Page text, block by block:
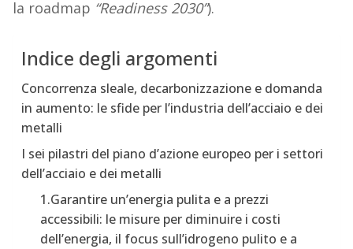
la roadmap “Readiness 2030”).
Indice degli argomenti
Concorrenza sleale, decarbonizzazione e domanda
in aumento: le sfide per l’industria dell’acciaio e dei
metalli
I sei pilastri del piano d’azione europeo per i settori
dell’acciaio e dei metalli
1.Garantire un’energia pulita e a prezzi
accessibili: le misure per diminuire i costi
dell’energia, il focus sull’idrogeno pulito e a